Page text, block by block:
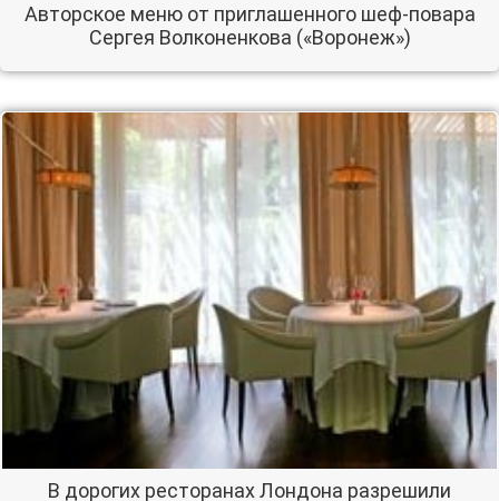
Авторское меню от приглашенного шеф-повара
Сергея Волконенкова («Воронеж»)
В дорогих ресторанах Лондона разрешили